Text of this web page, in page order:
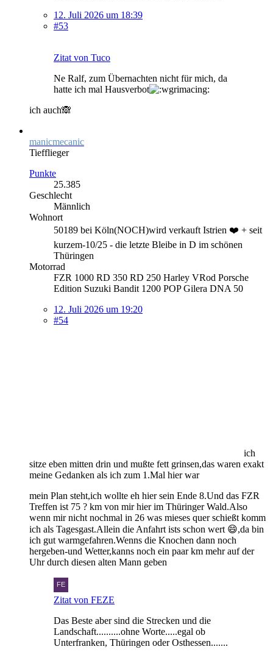
12. Juli 2026 um 18:39
#53
Zitat von Tuco
Ne Ralf, zum Übernachten nicht für mich, da
hatte ich mal Hausverbot
ich auch🙈
manicmecanic
Tiefflieger
Punkte
25.385
Geschlecht
Männlich
Wohnort
50189 bei Köln(NOCH)wird verkauft Istrien ❤️ + seit
kurzem-10/25 - die letzte Bleibe in D im schönen
Thüringen
Motorrad
FZR 1000 RD 350 RD 250 Harley VRod Porsche
Edition Suzuki Bandit 1200 POP Gilera DNA 50
12. Juli 2026 um 19:20
#54
ich
sitze eben mitten drin und mußte fett grinsen,das waren exakt
meine Gedanken als ich zum 1.Mal hier war
mein Plan steht,ich wollte eh hier sein Ende 8.Und das FZR
Treffen ist 75 ? km von mir hier im Thüringer Wald.Also
wenn mir nicht nochmal in 26 was mieses quer schießt komm
ich als Tagesgast.Allein die Anfahrt ists schon wert 😄,da bin
ich gut warmgefahren.Wenns die Knochen dann noch
hergeben-und Wetter,kanns noch ein paar km mehr auf der
Uhr durch diesen alten Mann geben
Zitat von FEZE
Das Beste aber sind die Strecken und die
Landschaft..........ohne Worte.....egal ob
Unterfranken, Thüringen oder Osthessen.......